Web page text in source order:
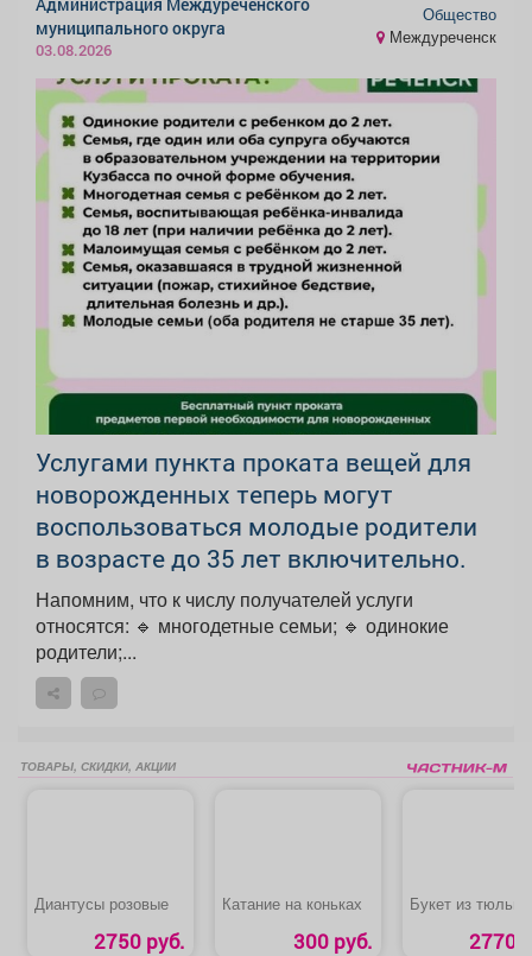
муниципального округа
03.08.2026
Общество
Междуреченск
Услугами пункта проката вещей для
новорожденных теперь могут
воспользоваться молодые родители
в возрасте до 35 лет включительно.
Напомним, что к числу получателей услуги
относятся: 🔹 многодетные семьи; 🔹 одинокие
родители;...
ТОВАРЫ, СКИДКИ, АКЦИИ
Диантусы розовые
2750 руб.
Катание на коньках
300 руб.
Букет из
2770